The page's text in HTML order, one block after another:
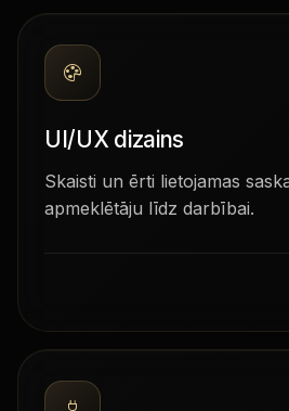
UI/UX dizains
Skaisti un ērti lietojamas
apmeklētāju līdz darbībai.